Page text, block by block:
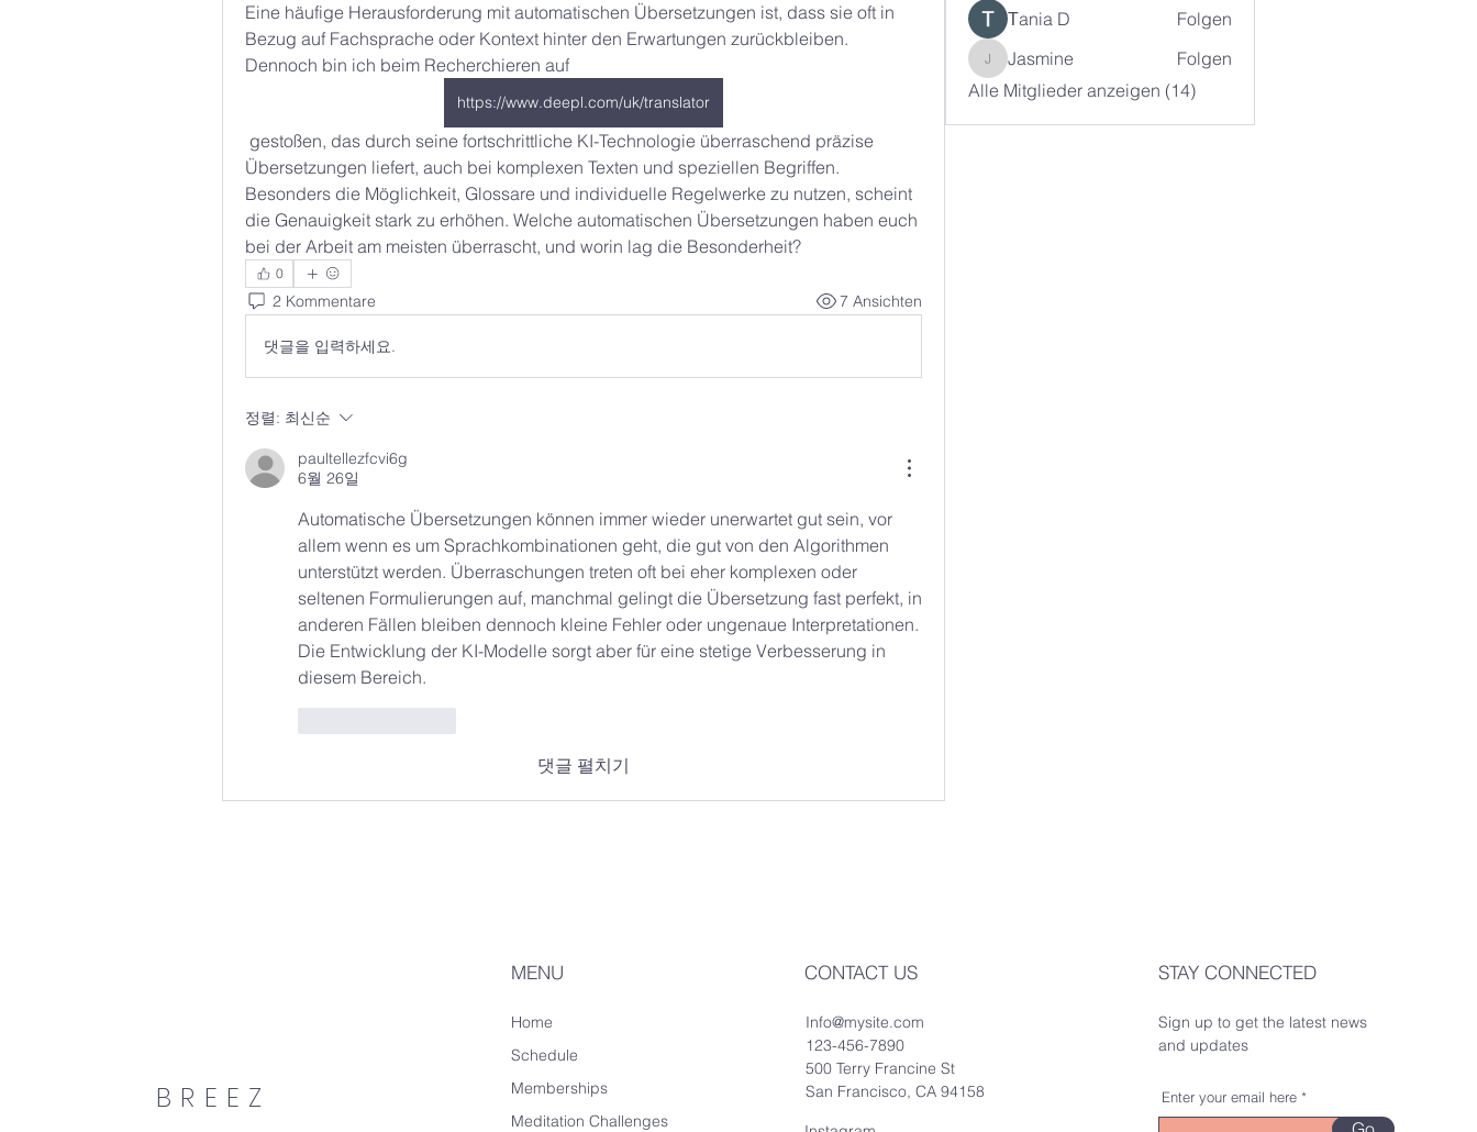
Eine häufige Herausforderung mit automatischen Übersetzungen ist, dass sie oft in
Bezug auf Fachsprache oder Kontext hinter den Erwartungen zurückbleiben.
Dennoch bin ich beim Recherchieren auf
https://www.deepl.com/uk/translator
Übersetzungen liefert, auch bei komplexen Texten und speziellen Begriffen.
Besonders die Möglichkeit, Glossare und individuelle Regelwerke zu nutzen, scheint
die Genauigkeit stark zu erhöhen. Welche automatischen Übersetzungen haben euch
bei der Arbeit am meisten überrascht, und worin lag die Besonderheit?
0
2 Kommentare 7 Ansichten
댓글을 입력하세요.
정렬: 최신순
paultellezfcvi6g
6월 26일
Automatische Übersetzungen können immer wieder unerwartet gut sein, vor
allem wenn es um Sprachkombinationen geht, die gut von den Algorithmen
unterstützt werden. Überraschungen treten oft bei eher komplexen oder
seltenen Formulierungen auf, manchmal gelingt die Übersetzung fast perfekt, in
anderen Fällen bleiben dennoch kleine Fehler oder ungenaue Interpretationen.
Die Entwicklung der KI-Modelle sorgt aber für eine stetige Verbesserung in
diesem Bereich.
댓글 펼치기
Тania D
Folgen
Jasmine
Jasmine
Folgen
Alle Mitglieder anzeigen (14)
BREEZ
MENU
Home
Schedule
Memberships
Meditation Challenges
CONTACT US
Info@mysite.com
123-456-7890
500 Terry Francine St
San Francisco, CA 94158
STAY CONNECTED
Sign up to get the latest news
and updates
Enter your email here